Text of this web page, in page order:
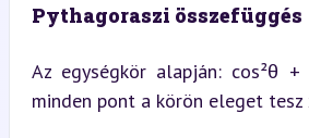
Pythagoraszi összefüggés
Az egységkör alapján: cos²θ
minden pont a körön eleget tesz